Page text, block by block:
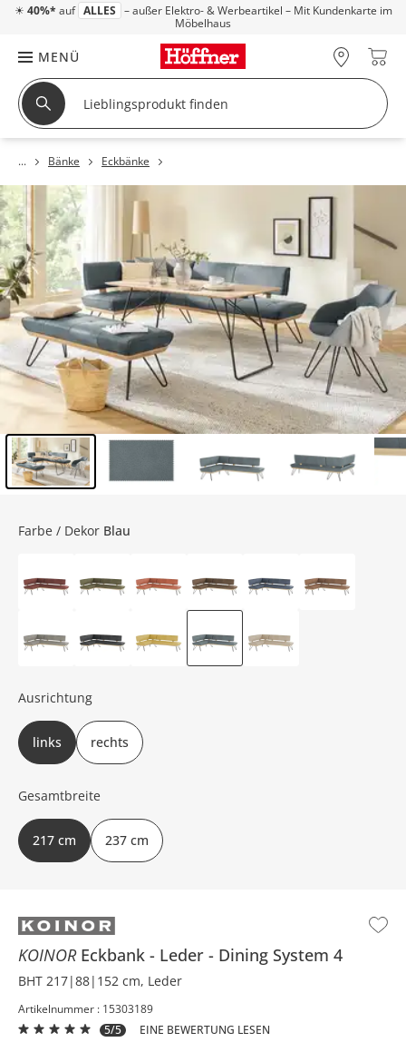
☀ 40%* auf ALLES – außer Elektro- & Werbeartikel – Mit Kundenkarte im
Möbelhaus
MENÜ
Bänke Eckbänke
KOINOR Eckbank Leder Dining System 4
BHT 217|88|152 cm, Leder
Artikelnummer : 15303189
5/5
EINE BEWERTUNG LESEN
Farbe / Dekor Blau
Ausrichtung
links rechts
Gesamtbreite
217 cm 237 cm